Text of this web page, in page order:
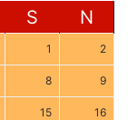
S N
1 2
8 9
15 16